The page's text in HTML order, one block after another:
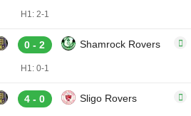
H1: 2-1
0 - 2 Shamrock Rovers
H1: 0-1
4 - 0 Sligo Rovers